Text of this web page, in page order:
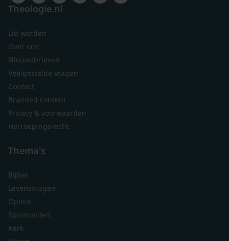
Theologie.nl
Lid worden
Over ons
Nieuwsbrieven
Veelgestelde vragen
Contact
Branded content
Privacy & voorwaarden
Herroepingsrecht
Thema's
Bijbel
Levensvragen
Opinie
Spiritualiteit
Kerk